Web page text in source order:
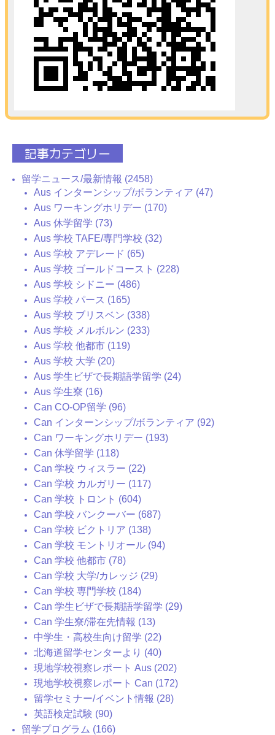
記事カテゴリー
留学ニュース/最新情報 (2458)
Aus インターンシップ/ボランティア (47)
Aus ワーキングホリデー (170)
Aus 休学留学 (73)
Aus 学校 TAFE/専門学校 (32)
Aus 学校 アデレード (65)
Aus 学校 ゴールドコースト (228)
Aus 学校 シドニー (486)
Aus 学校 パース (165)
Aus 学校 ブリスベン (338)
Aus 学校 メルボルン (233)
Aus 学校 他都市 (119)
Aus 学校 大学 (20)
Aus 学生ビザで長期語学留学 (24)
Aus 学生寮 (16)
Can CO-OP留学 (96)
Can インターンシップ/ボランティア (92)
Can ワーキングホリデー (193)
Can 休学留学 (118)
Can 学校 ウィスラー (22)
Can 学校 カルガリー (117)
Can 学校 トロント (604)
Can 学校 バンクーバー (687)
Can 学校 ビクトリア (138)
Can 学校 モントリオール (94)
Can 学校 他都市 (78)
Can 学校 大学/カレッジ (29)
Can 学校 専門学校 (184)
Can 学生ビザで長期語学留学 (29)
Can 学生寮/滞在先情報 (13)
中学生・高校生向け留学 (22)
北海道留学センターより (40)
現地学校視察レポート Aus (202)
現地学校視察レポート Can (172)
留学セミナー/イベント情報 (28)
英語検定試験 (90)
留学プログラム (166)